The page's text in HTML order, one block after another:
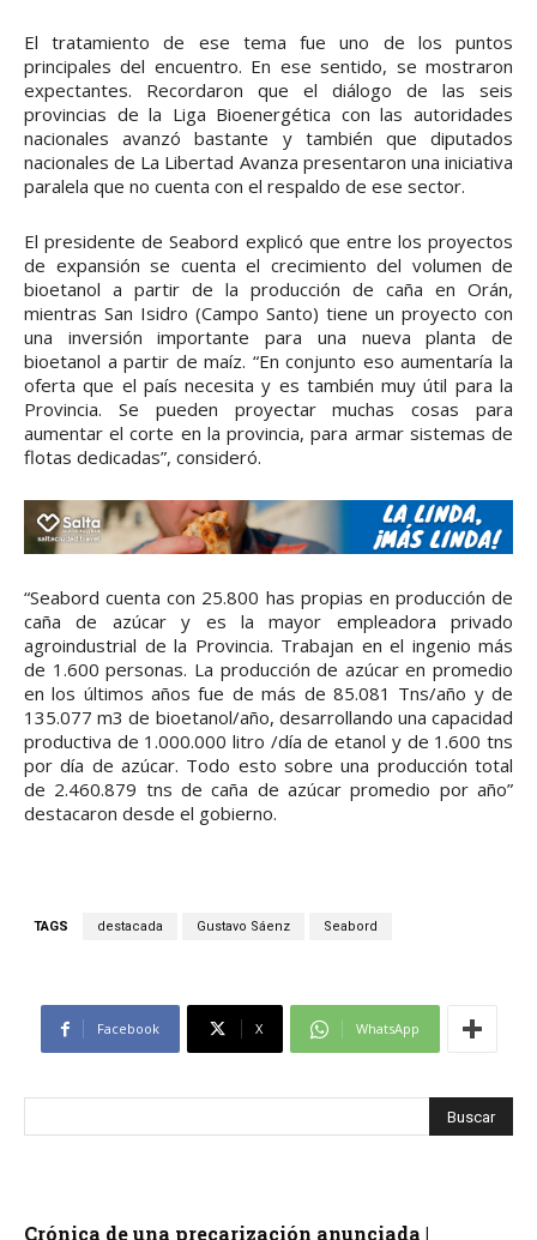
El tratamiento de ese tema fue uno de los puntos
principales del encuentro. En ese sentido, se mostraron
expectantes. Recordaron que el diálogo de las seis
provincias de la Liga Bioenergética con las autoridades
nacionales avanzó bastante y también que diputados
nacionales de La Libertad Avanza presentaron una iniciativa
paralela que no cuenta con el respaldo de ese sector.
El presidente de Seabord explicó que entre los proyectos
de expansión se cuenta el crecimiento del volumen de
bioetanol a partir de la producción de caña en Orán,
mientras San Isidro (Campo Santo) tiene un proyecto con
una inversión importante para una nueva planta de
bioetanol a partir de maíz. “En conjunto eso aumentaría la
oferta que el país necesita y es también muy útil para la
Provincia. Se pueden proyectar muchas cosas para
aumentar el corte en la provincia, para armar sistemas de
flotas dedicadas”, consideró.
“Seabord cuenta con 25.800 has propias en producción de
caña de azúcar y es la mayor empleadora privado
agroindustrial de la Provincia. Trabajan en el ingenio más
de 1.600 personas. La producción de azúcar en promedio
en los últimos años fue de más de 85.081 Tns/año y de
135.077 m3 de bioetanol/año, desarrollando una capacidad
productiva de 1.000.000 litro /día de etanol y de 1.600 tns
por día de azúcar. Todo esto sobre una producción total
de 2.460.879 tns de caña de azúcar promedio por año”
destacaron desde el gobierno.
TAGS destacada Gustavo Sáenz Seabord
Facebook X WhatsApp
Crónica de una precarización anunciada |